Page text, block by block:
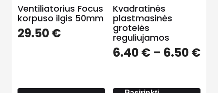
Ventiliatorius Focus
korpuso ilgis 50mm
29.50€
Kvadratinės
plastmasinės
grotelės
reguliujamos
6.40€ – 6.50€